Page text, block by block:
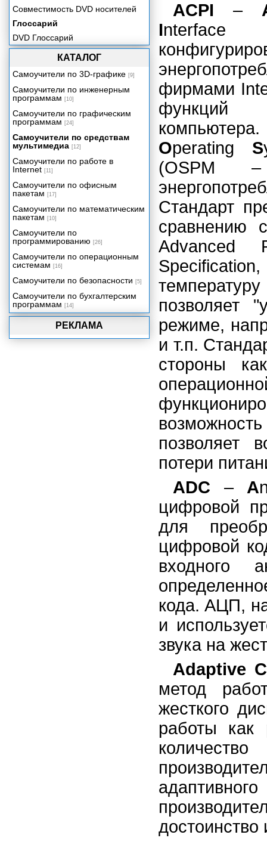
ACPI –
Interface
фирмами
функций
Operating S
(OSPM –
Стандарт
сравнению
Advanced
позволяет
режиме,
и т.п.
стороны
позволяет
потери
ADC – A
цифровой
для
цифровой
входного
кода. АЦП,
и
звука на
Adaptive
метод
жесткого
работы как
достоинство
РЕКЛАМА
Совместимость DVD носителей
Глоссарий
DVD Глоссарий
КАТАЛОГ
Самоучители по 3D-графике [9]
Самоучители по инженерным
программам [10]
Самоучители по графическим
программам [24]
Самоучители по средствам
мультимедиа [12]
Самоучители по работе в
Internet [11]
Самоучители по офисным
пакетам [17]
Самоучители по математическим
пакетам [10]
Самоучители по
программированию [26]
Самоучители по операционным
системам [16]
Самоучители по безопасности [5]
Самоучители по бухгалтерским
программам [14]